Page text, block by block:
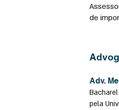
de
Adv.
Bacharel
pela